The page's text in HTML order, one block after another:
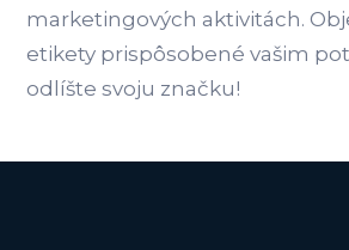
marketingových aktivitách.
etikety prispôsobené vašim
odlíšte svoju značku!